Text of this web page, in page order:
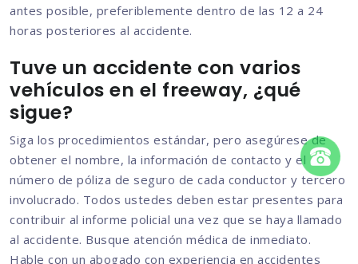
antes posible, preferiblemente dentro de las 12 a 24
horas posteriores al accidente.
Tuve un accidente con varios
vehículos en el freeway, ¿qué
sigue?
Siga los procedimientos estándar, pero asegúrese de
obtener el nombre, la información de contacto y el
número de póliza de seguro de cada conductor y tercero
involucrado. Todos ustedes deben estar presentes para
contribuir al informe policial una vez que se haya llamado
al accidente. Busque atención médica de inmediato.
Hable con un abogado con experiencia en accidentes